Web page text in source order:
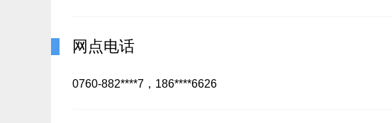
网点电话
0760-882****7，186****6626